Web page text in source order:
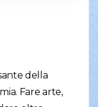
della
Fare arte,